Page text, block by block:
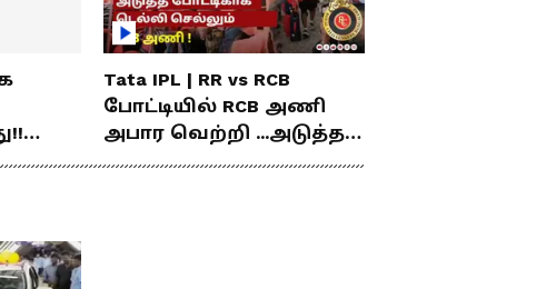
Tata IPL | RR vs RCB
போட்டியில் RCB அணி
அபார வெற்றி ...அடுத்த
போட்டிகாக டெல்லி